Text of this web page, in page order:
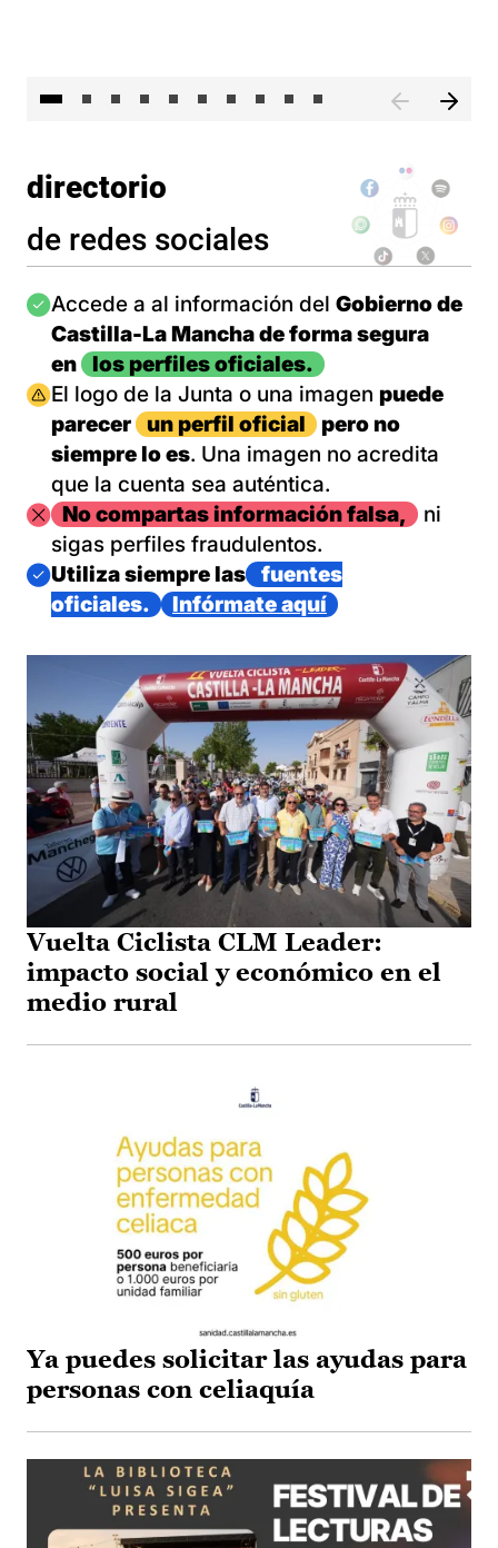
directorio
de redes sociales
Imagen
Accede a al información del Gobierno de
Castilla-La Mancha de forma segura
en
los perfiles oficiales.
Imagen
El logo de la Junta o una imagen puede
parecer
un perfil oficial
pero no
siempre lo es. Una imagen no acredita
que la cuenta sea auténtica.
ImagenNo compartas información falsa,
ni
sigas perfiles fraudulentos.
Imagen
Utiliza siempre las
fuentes
oficiales.
Infórmate aquí
Vuelta Ciclista CLM Leader:
impacto social y económico en el
medio rural
Ya puedes solicitar las ayudas para
personas con celiaquía